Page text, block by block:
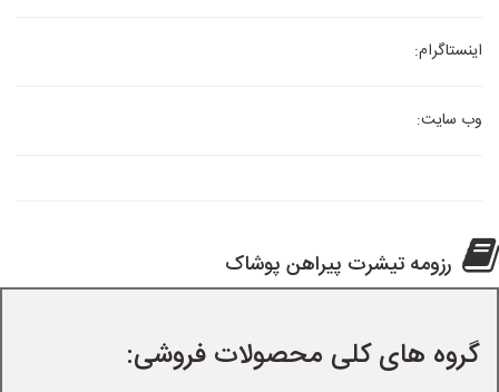
اینستاگرام:
وب سایت:
رزومه تیشرت پیراهن پوشاک
گروه های کلی محصولات فروشی: